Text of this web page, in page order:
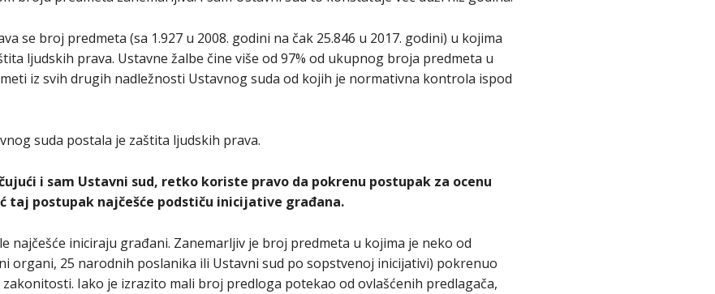
se broj predmeta (sa 1.927 u 2008. godini na čak 25.846 u 2017. godini) u kojima
ljudskih prava. Ustavne žalbe čine više od 97% od ukupnog broja predmeta u
iz svih drugih nadležnosti Ustavnog suda od kojih je normativna kontrola ispod
suda postala je zaštita ljudskih prava.
i sam Ustavni sud, retko koriste pravo da pokrenu postupak za ocenu
taj postupak najčešće podstiču inicijative građana.
najčešće iniciraju građani. Zanemarljiv je broj predmeta u kojima je neko od
organi, 25 narodnih poslanika ili Ustavni sud po sopstvenoj inicijativi) pokrenuo
Iako je izrazito mali broj predloga potekao od ovlašćenih predlagača,